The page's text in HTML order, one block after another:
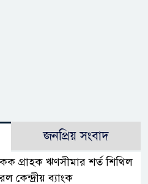
জনপ্রিয় সংবাদ
গ্রাহক ঋণসীমার শর্ত শিথিল
কেন্দ্রীয় ব্যাংক